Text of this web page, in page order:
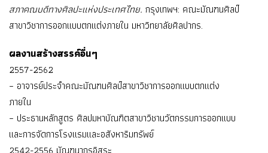
สภาคณบดีทางศิลปะแห่งประเทศไทย. กรุงเทพฯ: คณะมัณฑนศิลป์
สาขาวิชาการออกแบบตกแต่งภายใน มหาวิทยาลัยศิลปากร.
ผลงานสร้างสรรค์อื่นๆ
2557-2562
– อาจารย์ประจำคณะมัณฑนศิลป์สาขาวิชาการออกแบบตกแต่ง
ภายใน
– ประธานหลักสูตร ศิลปมหาบัณฑิตสาขาวิชานวัตกรรมการออกแบบ
และการจัดการโรงแรมและอสังหาริมทรัพย์